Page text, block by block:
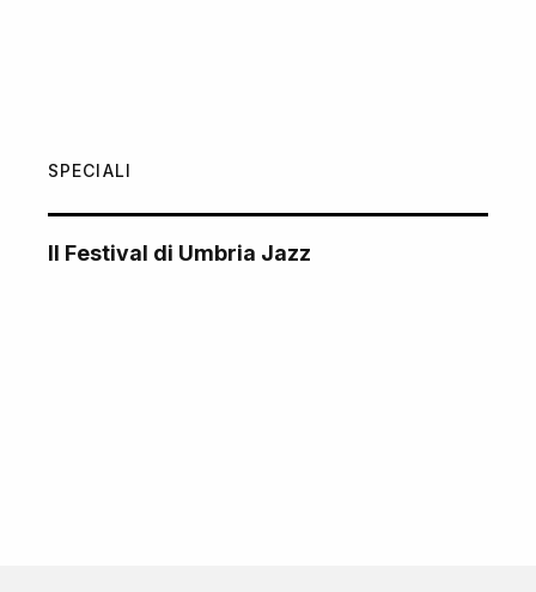
SPECIALI
Il Festival di Umbria Jazz